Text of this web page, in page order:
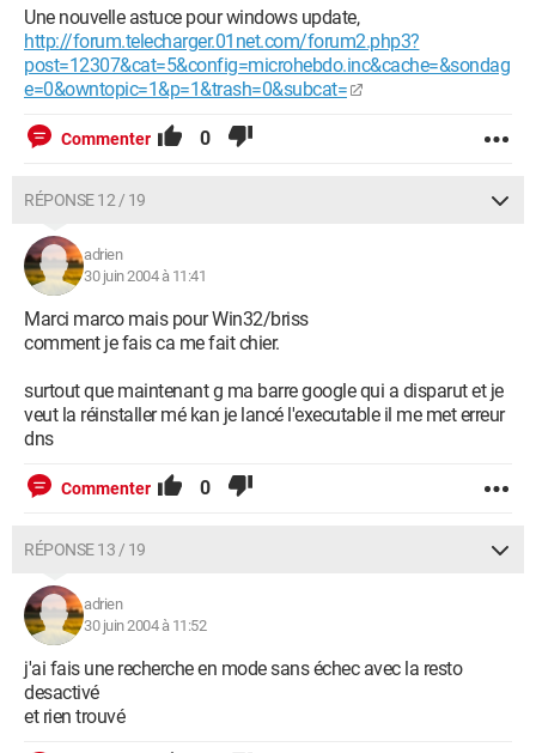
Une nouvelle astuce pour windows update,
http://forum.telecharger.01net.com/forum2.php3?
post=12307&cat=5&config=microhebdo.inc&cache=&sondag
e=0&owntopic=1&p=1&trash=0&subcat=
Commenter 0
RÉPONSE 12 / 19
adrien
30 juin 2004 à 11:41
Marci marco mais pour Win32/briss
comment je fais ca me fait chier.
surtout que maintenant g ma barre google qui a disparut et je
veut la réinstaller mé kan je lancé l'executable il me met erreur
dns
Commenter 0
RÉPONSE 13 / 19
adrien
30 juin 2004 à 11:52
j'ai fais une recherche en mode sans échec avec la resto
desactivé
et rien trouvé